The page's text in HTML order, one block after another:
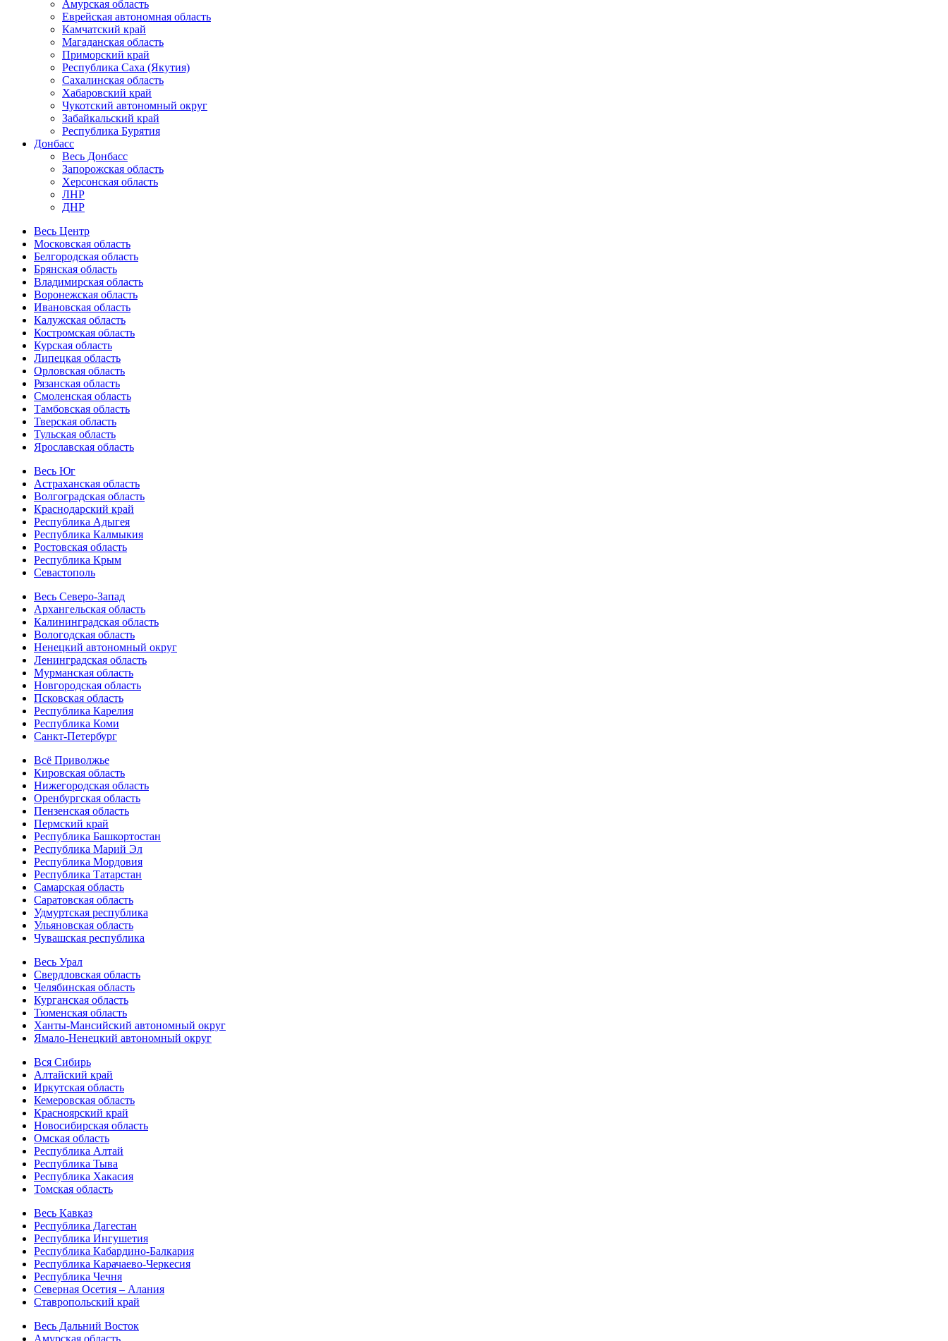
Амурская область
Еврейская автономная область
Камчатский край
Магаданская область
Приморский край
Республика Саха (Якутия)
Сахалинская область
Хабаровский край
Чукотский автономный округ
Забайкальский край
Республика Бурятия
Донбасс
Весь Донбасс
Запорожская область
Херсонская область
ЛНР
ДНР
Весь Центр
Московская область
Белгородская область
Брянская область
Владимирская область
Воронежская область
Ивановская область
Калужская область
Костромская область
Курская область
Липецкая область
Орловская область
Рязанская область
Смоленская область
Тамбовская область
Тверская область
Тульская область
Ярославская область
Весь Юг
Астраханская область
Волгоградская область
Краснодарский край
Республика Адыгея
Республика Калмыкия
Ростовская область
Республика Крым
Севастополь
Весь Северо-Запад
Архангельская область
Калининградская область
Вологодская область
Ненецкий автономный округ
Ленинградская область
Мурманская область
Новгородская область
Псковская область
Республика Карелия
Республика Коми
Санкт-Петербург
Всё Приволжье
Кировская область
Нижегородская область
Оренбургская область
Пензенская область
Пермский край
Республика Башкортостан
Республика Марий Эл
Республика Мордовия
Республика Татарстан
Самарская область
Саратовская область
Удмуртская республика
Ульяновская область
Чувашская республика
Весь Урал
Свердловская область
Челябинская область
Курганская область
Тюменская область
Ханты-Мансийский автономный округ
Ямало-Ненецкий автономный округ
Вся Сибирь
Алтайский край
Иркутская область
Кемеровская область
Красноярский край
Новосибирская область
Омская область
Республика Алтай
Республика Тыва
Республика Хакасия
Томская область
Весь Кавказ
Республика Дагестан
Республика Ингушетия
Республика Кабардино-Балкария
Республика Карачаево-Черкесия
Республика Чечня
Северная Осетия – Алания
Ставропольский край
Весь Дальний Восток
Амурская область